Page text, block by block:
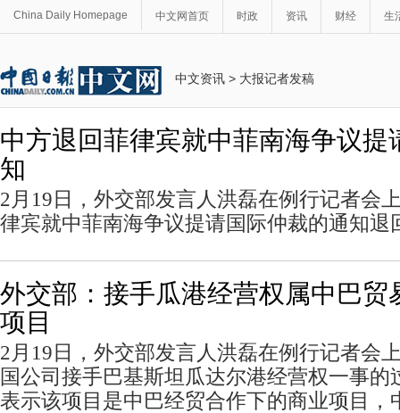
China Daily Homepage 中文网首页 时政 资讯 财经 生
中文资讯 > 大报记者发稿
中方退回菲律宾就中菲南海争议提
知
2月19日，外交部发言人洪磊在例行记者会
律宾就中菲南海争议提请国际仲裁的通知退
外交部：接手瓜港经营权属中巴贸
项目
2月19日，外交部发言人洪磊在例行记者会
国公司接手巴基斯坦瓜达尔港经营权一事的
表示该项目是中巴经贸合作下的商业项目，